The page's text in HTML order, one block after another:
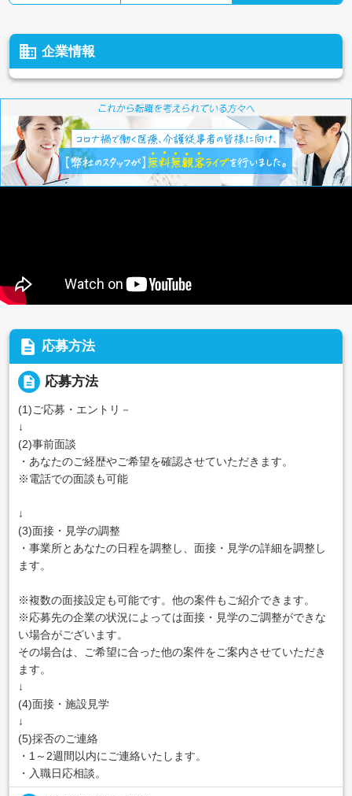
business 企業情報
description 応募方法
description 応募方法
(1)ご応募・エントリ－
↓
(2)事前面談
・あなたのご経歴やご希望を確認させていただきます。
※電話での面談も可能
↓
(3)面接・見学の調整
・事業所とあなたの日程を調整し、面接・見学の詳細を調整し
ます。
※複数の面接設定も可能です。他の案件もご紹介できます。
※応募先の企業の状況によっては面接・見学のご調整ができな
い場合がございます。
その場合は、ご希望に合った他の案件をご案内させていただき
ます。
↓
(4)面接・施設見学
↓
(5)採否のご連絡
・1～2週間以内にご連絡いたします。
・入職日応相談。